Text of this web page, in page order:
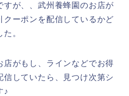
すが、、武州養蜂園のお店が
クーポンを配信しているかど
。
店がもし、ラインなどでお得
信していたら、見つけ次第シ
♪